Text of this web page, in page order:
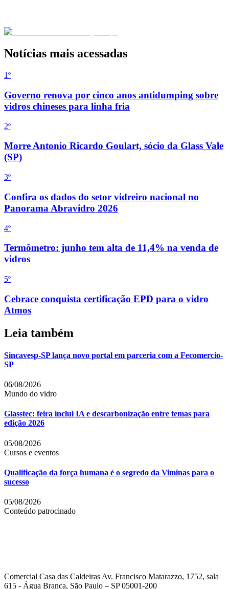
Notícias mais acessadas
1º
Governo renova por cinco anos antidumping sobre
vidros chineses para linha fria
2º
Morre Antonio Ricardo Goulart, sócio da Glass Vale
(SP)
3º
Confira os dados do setor vidreiro nacional no
Panorama Abravidro 2026
4º
Termômetro: junho tem alta de 11,4% na venda de
vidros
5º
Cebrace conquista certificação EPD para o vidro
Atmos
Leia também
Sincavesp-SP lança novo portal em parceria com a Fecomercio-
SP
06/08/2026
Mundo do vidro
Glasstec: feira inclui IA e descarbonização entre temas para
edição 2026
05/08/2026
Cursos e eventos
Qualificação da força humana é o segredo da Viminas para o
sucesso
05/08/2026
Conteúdo patrocinado
Comercial Casa das Caldeiras Av. Francisco Matarazzo, 1752, sala
615 - Água Branca, São Paulo – SP 05001-200